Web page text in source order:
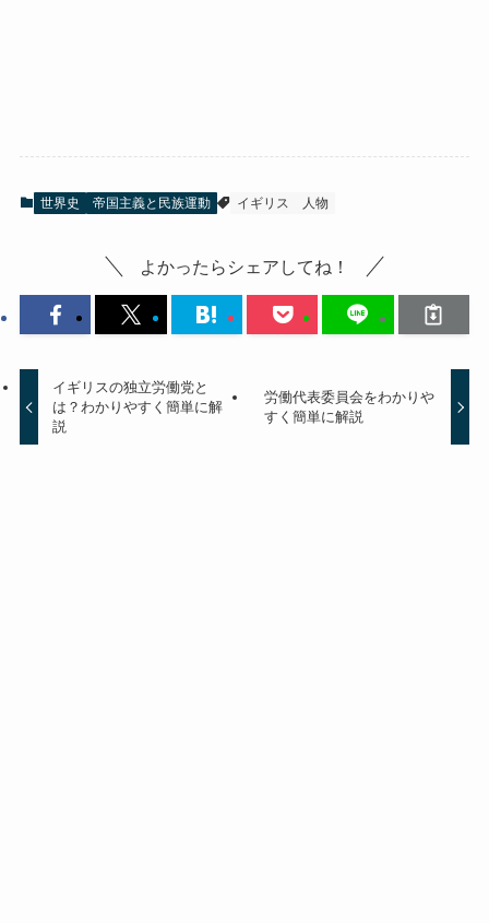
世界史 帝国主義と民族運動 イギリス 人物
よかったらシェアしてね！
イギリスの独立労働党と
は？わかりやすく簡単に解
説
労働代表委員会をわかりや
すく簡単に解説